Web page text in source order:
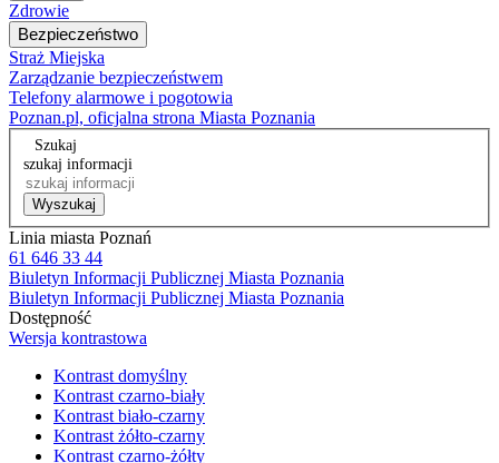
Zdrowie
Bezpieczeństwo
Straż Miejska
Zarządzanie bezpieczeństwem
Telefony alarmowe i pogotowia
Poznan.pl, oficjalna strona Miasta Poznania
Szukaj
szukaj informacji
Wyszukaj
Linia miasta Poznań
61 646 33 44
Biuletyn Informacji Publicznej Miasta Poznania
Biuletyn Informacji Publicznej Miasta Poznania
Dostępność
Wersja kontrastowa
Kontrast domyślny
Kontrast czarno-biały
Kontrast biało-czarny
Kontrast żółto-czarny
Kontrast czarno-żółty